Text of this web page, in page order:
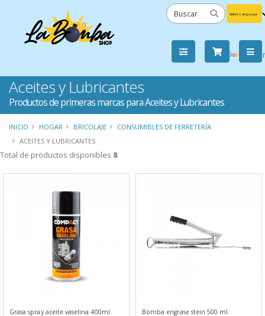
by
Aceites y Lubricantes
Productos de primeras marcas para Aceites y Lubricantes
INICIO HOGAR BRICOLAJE
CONSUMIBLES DE FERRETERÍA
ACEITES Y LUBRICANTES
Total de productos disponibles 8
Grasa spray aceite vaselina 400ml. Bomba engrase stein 500 ml.